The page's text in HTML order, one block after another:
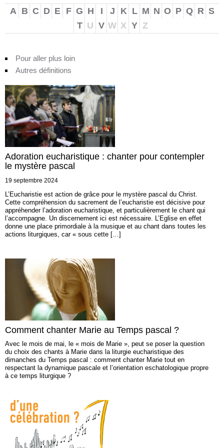
A B C D E F G H I J K L M N O P Q R S
T U V W X Y Z
Pour aller plus loin
Autres définitions
Adoration eucharistique : chanter pour contempler
le mystère pascal
19 septembre 2024
L’Eucharistie est action de grâce pour le mystère pascal du Christ.
Cette compréhension du sacrement de l’eucharistie est décisive pour
appréhender l’adoration eucharistique, et particulièrement le chant qui
l’accompagne. Un discernement ici est nécessaire. L’Eglise en effet
donne une place primordiale à la musique et au chant dans toutes les
actions liturgiques, car « sous cette […]
Comment chanter Marie au Temps pascal ?
Avec le mois de mai, le « mois de Marie », peut se poser la question
du choix des chants à Marie dans la liturgie eucharistique des
dimanches du Temps pascal : comment chanter Marie tout en
respectant la dynamique pascale et l’orientation eschatologique propre
à ce temps liturgique ?